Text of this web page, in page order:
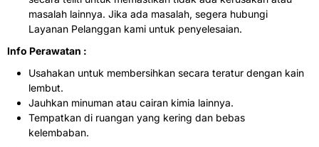
masalah lainnya. Jika ada masalah, segera hubungi
Layanan Pelanggan kami untuk penyelesaian.
Info Perawatan :
Usahakan untuk membersihkan secara teratur dengan kain
lembut.
Jauhkan minuman atau cairan kimia lainnya.
Tempatkan di ruangan yang kering dan bebas
kelembaban.